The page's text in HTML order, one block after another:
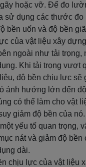
hoặc vỡ. Để đo
sử dụng các thước đo
bền uốn và độ bền
của vật liệu xây
ngoài như tải trọng,
Khi tải trọng vượt
độ bền chịu lực sẽ
ảnh hưởng lớn đến
có thể làm cho vật
giảm độ bền của
yếu tố quan trọng,
nát và giảm độ bền
dài.
chịu lực của vật liệu